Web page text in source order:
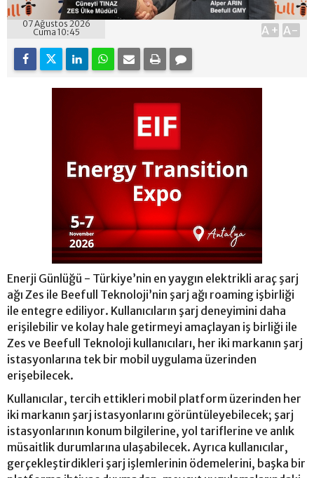
07 Ağustos 2026
Cuma 10:45
A+ A-
Enerji Günlüğü - Türkiye’nin en yaygın elektrikli araç şarj
ağı Zes ile Beefull Teknoloji’nin şarj ağı roaming işbirliği
ile entegre ediliyor. Kullanıcıların şarj deneyimini daha
erişilebilir ve kolay hale getirmeyi amaçlayan iş birliği ile
Zes ve Beefull Teknoloji kullanıcıları, her iki markanın şarj
istasyonlarına tek bir mobil uygulama üzerinden
erişebilecek.
Kullanıcılar, tercih ettikleri mobil platform üzerinden her
iki markanın şarj istasyonlarını görüntüleyebilecek; şarj
istasyonlarının konum bilgilerine, yol tariflerine ve anlık
müsaitlik durumlarına ulaşabilecek. Ayrıca kullanıcılar,
gerçekleştirdikleri şarj işlemlerinin ödemelerini, başka bir